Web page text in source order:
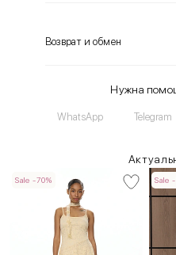
Возврат и обмен
Нужна
WhatsApp Telegram
Sale -70% Sale